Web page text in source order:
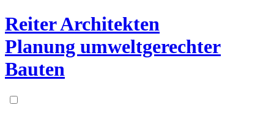
Reiter Architekten
Planung umweltgerechter
Bauten